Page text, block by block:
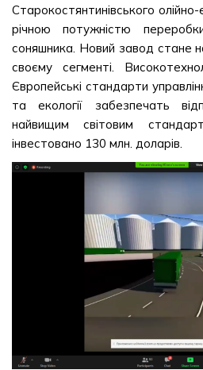
Старокостянтинівського
річною потужністю
соняшника. Новий завод стане
своєму сегменті.
Європейські стандарти
та екології забезпечать
найвищим світовим
інвестовано 130 млн. доларів.